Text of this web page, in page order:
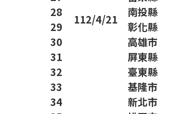
112/4/21
28
南投縣
29
彰化縣
30
高雄市
31
屏東縣
32
臺東縣
33
基隆市
34
新北市